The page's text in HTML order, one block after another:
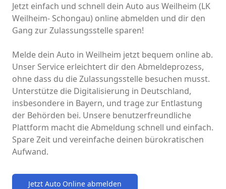
Jetzt einfach und schnell dein Auto aus Weilheim (LK
Weilheim- Schongau) online abmelden und dir den
Gang zur Zulassungsstelle sparen!
Melde dein Auto in Weilheim jetzt bequem online ab.
Unser Service erleichtert dir den Abmeldeprozess,
ohne dass du die Zulassungsstelle besuchen musst.
Unterstütze die Digitalisierung in Deutschland,
insbesondere in Bayern, und trage zur Entlastung
der Behörden bei. Unsere benutzerfreundliche
Plattform macht die Abmeldung schnell und einfach.
Spare Zeit und vereinfache deinen bürokratischen
Aufwand.
Jetzt Auto Online abmelden